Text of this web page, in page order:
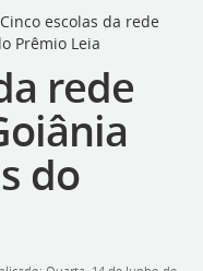
Cinco escolas da rede
Prêmio Leia
rede
do